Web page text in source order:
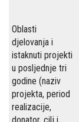
Oblasti
djelovanja i
istaknuti projekti
u posljednje tri
godine (naziv
projekta, period
realizacije,